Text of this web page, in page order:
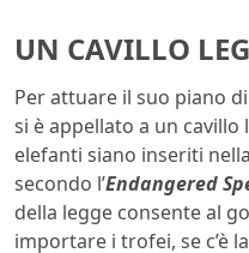
UN CAVILLO
Per attuare il suo piano
si è appellato a un
elefanti siano inseriti
secondo l’Endangered
della legge consente al
importare i trofei, se c’è